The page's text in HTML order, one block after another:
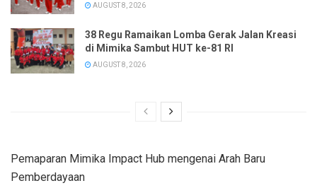
AUGUST 8, 2026
38 Regu Ramaikan Lomba Gerak Jalan Kreasi
di Mimika Sambut HUT ke-81 RI
AUGUST 8, 2026
Pemaparan Mimika Impact Hub mengenai Arah Baru
Pemberdayaan